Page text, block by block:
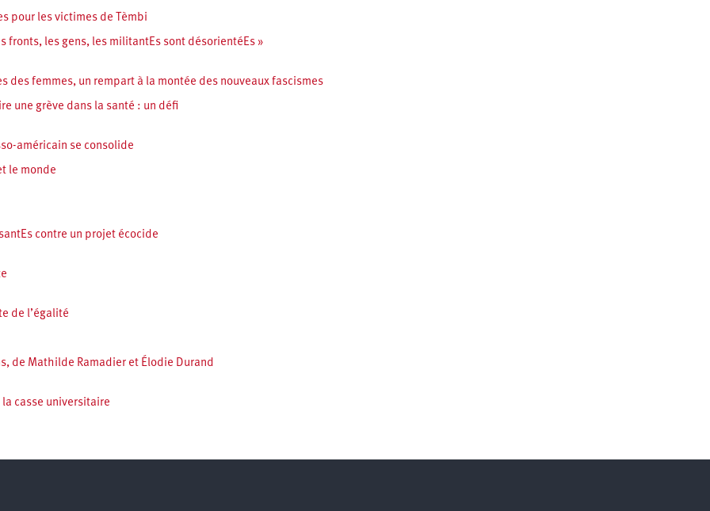
pour les victimes de Tèmbi
fronts, les gens, les militantEs sont désorientéEs »
des femmes, un rempart à la montée des nouveaux fascismes
une grève dans la santé : un défi
américain se consolide
le monde
contre un projet écocide
de l’égalité
de Mathilde Ramadier et Élodie Durand
casse universitaire